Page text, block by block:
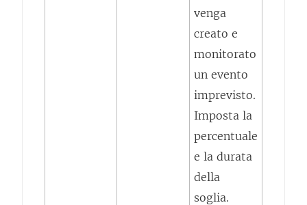
venga
creato e
monitorato
un evento
imprevisto.
Imposta la
percentuale
e la durata
della
soglia.